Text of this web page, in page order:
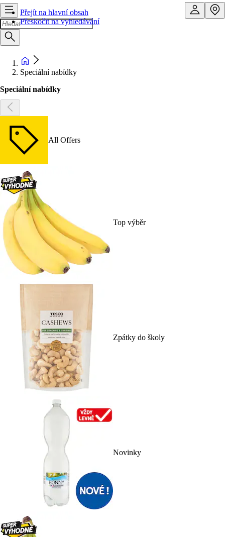
Přejít na hlavní obsah
Přeskočit na vyhledávání
Speciální nabídky
Speciální nabídky
All Offers
Top výběr
Zpátky do školy
Novinky